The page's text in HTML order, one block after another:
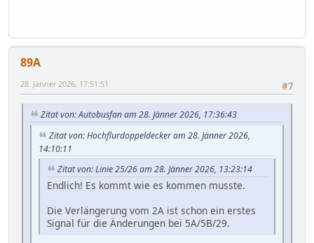
89A
#7
28. Jänner 2026, 17:51:51
Zitat von: Autobusfan am 28. Jänner 2026, 17:36:43
Zitat von: Hochflurdoppeldecker am 28. Jänner 2026,
14:10:11
Zitat von: Linie 25/26 am 28. Jänner 2026, 13:23:14
Endlich! Es kommt wie es kommen musste.
Die Verlängerung vom 2A ist schon ein erstes
Signal für die Änderungen bei 5A/5B/29.